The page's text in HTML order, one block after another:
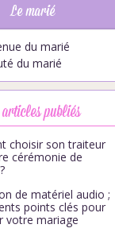
Le marié
du marié
du marié
publiés
choisir son traiteur
cérémonie de
de matériel audio ;
points clés pour
votre mariage